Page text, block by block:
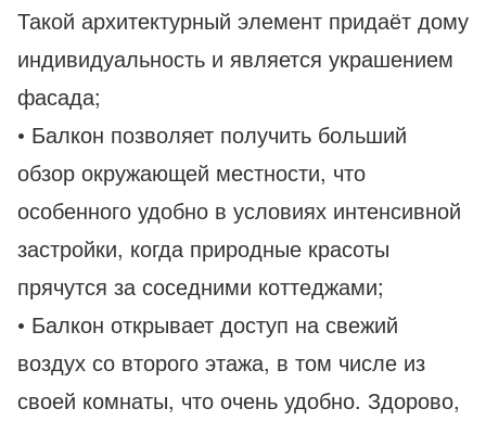
Такой архитектурный элемент придаёт дому
индивидуальность и является украшением
фасада;
• Балкон позволяет получить больший
обзор окружающей местности, что
особенного удобно в условиях интенсивной
застройки, когда природные красоты
прячутся за соседними коттеджами;
• Балкон открывает доступ на свежий
воздух со второго этажа, в том числе из
своей комнаты, что очень удобно. Здорово,